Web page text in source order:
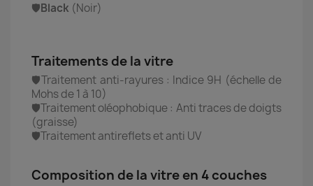
🛡️Black (Noir)
Traitements de la vitre
🛡️Traitement anti-rayures : Indice 9H (échelle de
Mohs de 1 à 10)
🛡️Traitement oléophobique : Anti traces de doigts
(graisse)
🛡️Traitement antireflets et anti UV
Composition de la vitre en 4 couches